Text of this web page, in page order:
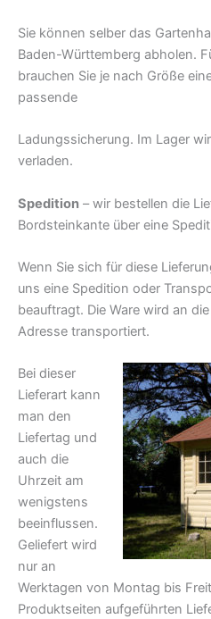
Sie können selber das
Baden-Württemberg abholen.
brauchen Sie je nach Größe
passende
Ladungssicherung. Im Lager
verladen.
Spedition – wir bestellen die
Bordsteinkante über eine
Wenn Sie sich für diese
uns eine Spedition oder
beauftragt. Die Ware wird an
Adresse transportiert.
Bei dieser
Lieferart kann
man den
Liefertag und
auch die
Uhrzeit am
wenigstens
beeinflussen.
Geliefert wird
nur an
Werktagen von Montag bis
Produktseiten aufgeführten